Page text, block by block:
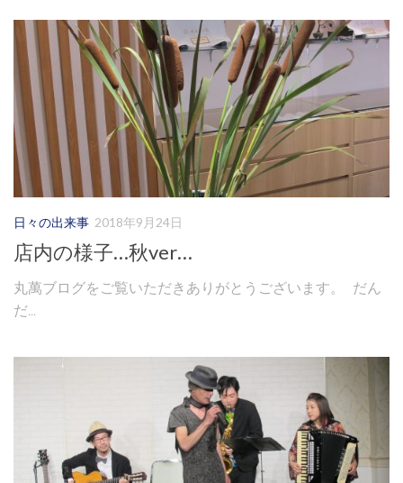
日々の出来事 2018年9月24日
店内の様子…秋ver…
丸萬ブログをご覧いただきありがとうございます。 だん
だ...